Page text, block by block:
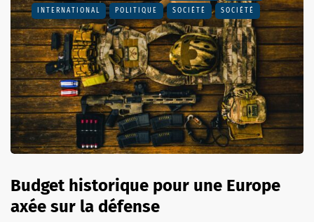
INTERNATIONAL POLITIQUE SOCIÉTÉ SOCIÉTÉ
Budget historique pour une Europe
axée sur la défense